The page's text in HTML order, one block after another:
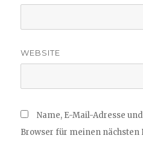
WEBSITE
Name, E-Mail-Adresse
Browser für meinen